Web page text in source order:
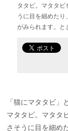
タタビ。マタタビ
うに目を細めた
がみられます。
「猫にマタタビ
マタタビ。マタタ
さそうに目を細め